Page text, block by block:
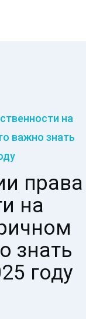
на
важно знать
права
на
знать
году